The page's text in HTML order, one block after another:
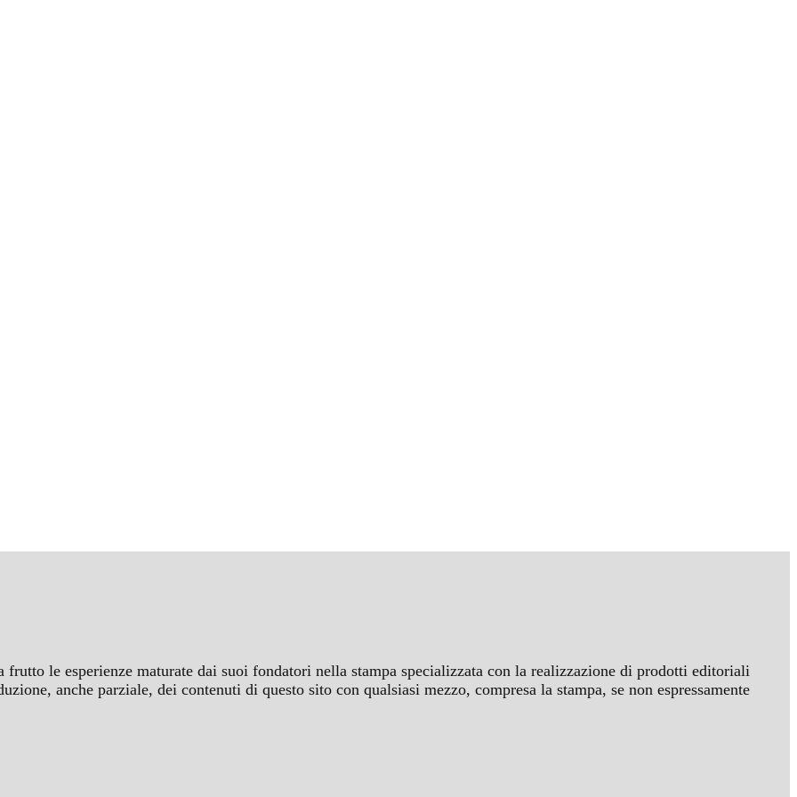
le esperienze maturate dai suoi fondatori nella stampa specializzata con la realizzazione di prodotti editoriali
anche parziale, dei contenuti di questo sito con qualsiasi mezzo, compresa la stampa, se non espressamente